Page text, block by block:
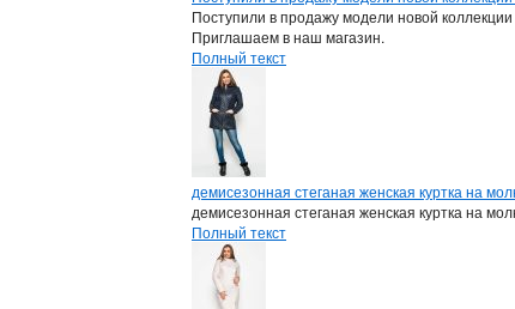
Поступили в продажу модели новой коллекции
Приглашаем в наш магазин.
Полный текст
демисезонная стеганая женская куртка на
демисезонная стеганая женская куртка на
Полный текст